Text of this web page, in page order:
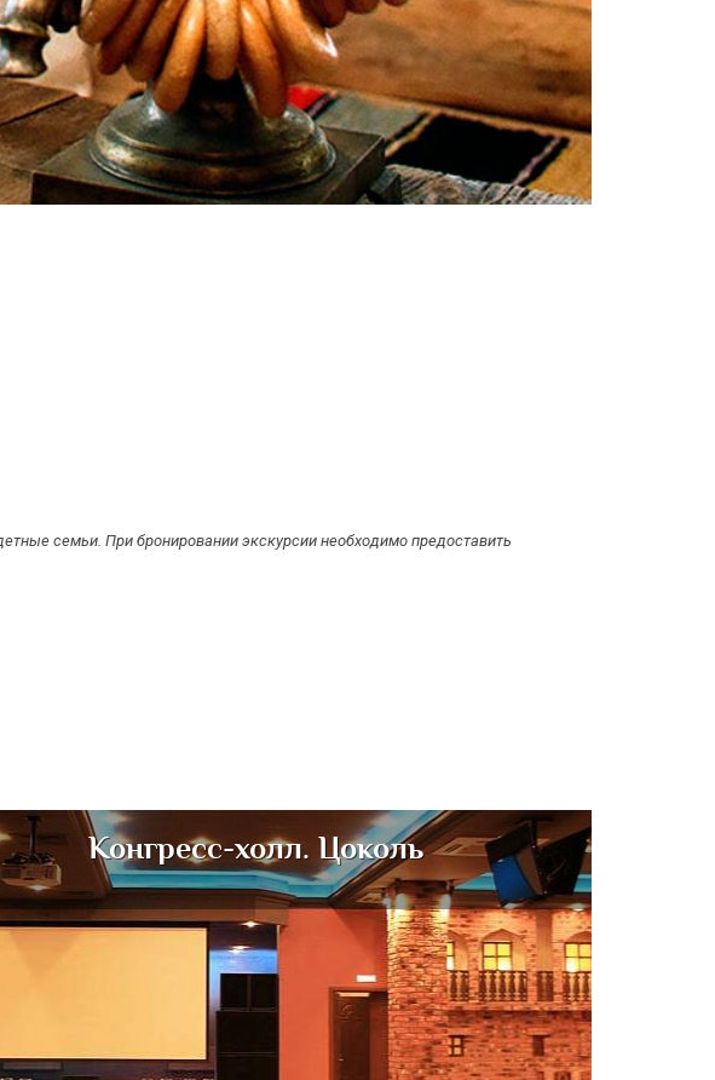
семьи. При бронировании экскурсии необходимо предоставить
Конгресс-холл. Цоколь